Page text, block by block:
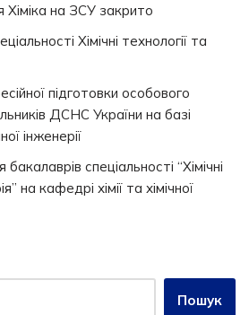
на ЗСУ закрито
Хімічні технології та
підготовки особового
ДСНС України на базі
інженерії
спеціальності “Хімічні
на кафедрі хімії та хімічної
Пошук